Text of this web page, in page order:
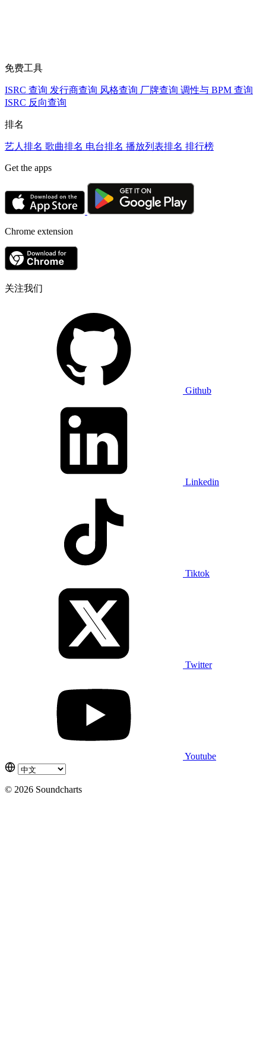
免费工具
ISRC 查询 发行商查询 风格查询 厂牌查询 调性与 BPM 查询
ISRC 反向查询
排名
艺人排名 歌曲排名 电台排名 播放列表排名 排行榜
Get the apps
Chrome extension
关注我们
Github
Linkedin
Tiktok
Twitter
Youtube
© 2026 Soundcharts